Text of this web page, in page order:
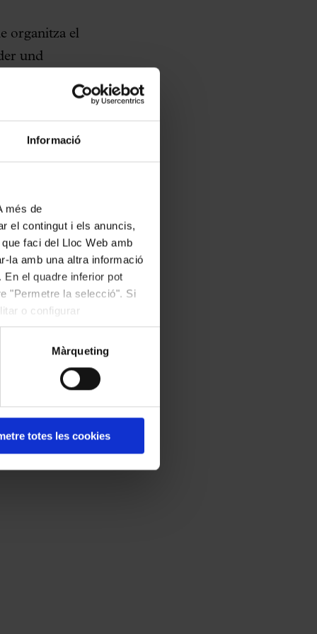
Informació
més de
el contingut i els anuncis,
faci del Lloc Web amb
la amb una altra informació
el quadre inferior pot
"Permetre la selecció". Si
o configurar
Màrqueting
totes les cookies
organitza el
und
director
Palau de la
obert en què
de
Buia Reixach i
amb obres
26, a les 11
al costat del
Josep Surinyac,
de la Música
Cambra del
de les
i directors